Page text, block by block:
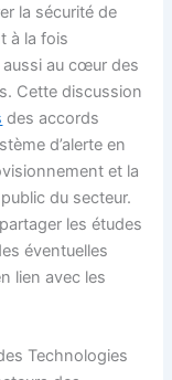
la sécurité de
à la fois
aussi au cœur des
Cette discussion
des accords
d’alerte en
et la
du secteur.
les études
éventuelles
lien avec les
Technologies